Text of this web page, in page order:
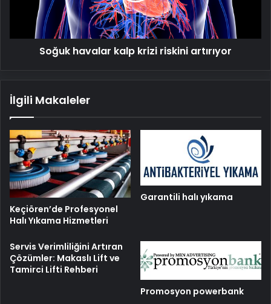
Soğuk havalar kalp krizi riskini artırıyor
İlgili Makaleler
Keçiören’de Profesyonel
Halı Yıkama Hizmetleri
Garantili halı yıkama
Servis Verimliliğini Artıran
Çözümler: Makaslı Lift ve
Tamirci Lifti Rehberi
Promosyon powerbank